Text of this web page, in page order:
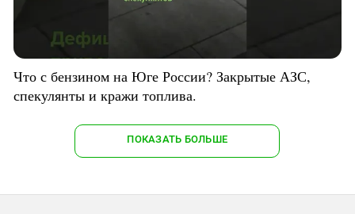
Что с бензином на Юге России? Закрытые АЗС,
спекулянты и кражи топлива.
ПОКАЗАТЬ БОЛЬШЕ